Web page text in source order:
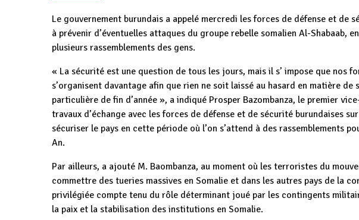
Le gouvernement burundais a appelé mercredi les forces de défense et de
à prévenir d’éventuelles attaques du groupe rebelle somalien Al-Shabaab,
plusieurs rassemblements des gens.
« La sécurité est une question de tous les jours, mais il s’ impose que nos
s’organisent davantage afin que rien ne soit laissé au hasard en matière
particulière de fin d’année », a indiqué Prosper Bazombanza, le premier
travaux d’échange avec les forces de défense et de sécurité burundaises
sécuriser le pays en cette période où l’on s’attend à des rassemblements
An.
Par ailleurs, a ajouté M. Baombanza, au moment où les terroristes du
commettre des tueries massives en Somalie et dans les autres pays de la
privilégiée compte tenu du rôle déterminant joué par les contingents
la paix et la stabilisation des institutions en Somalie.